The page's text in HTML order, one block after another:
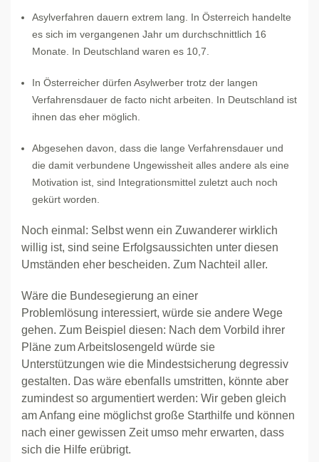
Asylverfahren dauern extrem lang. In Österreich handelte
es sich im vergangenen Jahr um durchschnittlich 16
Monate. In Deutschland waren es 10,7.
In Österreicher dürfen Asylwerber trotz der langen
Verfahrensdauer de facto nicht arbeiten. In Deutschland ist
ihnen das eher möglich.
Abgesehen davon, dass die lange Verfahrensdauer und
die damit verbundene Ungewissheit alles andere als eine
Motivation ist, sind Integrationsmittel zuletzt auch noch
gekürt worden.
Noch einmal: Selbst wenn ein Zuwanderer wirklich
willig ist, sind seine Erfolgsaussichten unter diesen
Umständen eher bescheiden. Zum Nachteil aller.
Wäre die Bundesegierung an einer
Problemlösung interessiert, würde sie andere Wege
gehen. Zum Beispiel diesen: Nach dem Vorbild ihrer
Pläne zum Arbeitslosengeld würde sie
Unterstützungen wie die Mindestsicherung degressiv
gestalten. Das wäre ebenfalls umstritten, könnte aber
zumindest so argumentiert werden: Wir geben gleich
am Anfang eine möglichst große Starthilfe und können
nach einer gewissen Zeit umso mehr erwarten, dass
sich die Hilfe erübrigt.